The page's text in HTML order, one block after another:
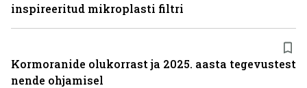
inspireeritud mikroplasti filtri
Kormoranide olukorrast ja 2025. aasta tegevustest
nende ohjamisel